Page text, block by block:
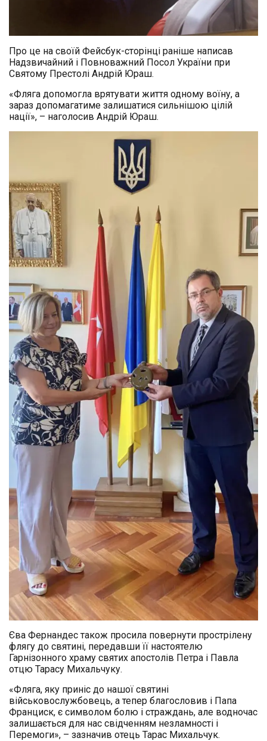
Про це на своїй Фейсбук-сторінці раніше написав
Надзвичайний і Повноважний Посол України при
Святому Престолі Андрій Юраш.
«Фляга допомогла врятувати життя одному воїну, а
зараз допомагатиме залишатися сильнішою цілій
нації», – наголосив Андрій Юраш.
Єва Фернандес також просила повернути прострілену
флягу до святині, передавши її настоятелю
Гарнізонного храму святих апостолів Петра і Павла
отцю Тарасу Михальчуку.
«Фляга, яку приніс до нашої святині
військовослужбовець, а тепер благословив і Папа
Франциск, є символом болю і страждань, але водночас
залишається для нас свідченням незламності і
Перемоги», – зазначив отець Тарас Михальчук.